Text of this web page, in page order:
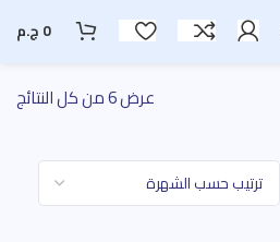
0 ج.م
عرض ⁦6⁩ من كل النتائج